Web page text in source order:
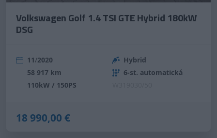
Volkswagen Golf 1.4 TSI GTE Hybrid 180kW
DSG
11/2020
58 917 km
110kW / 150PS
Hybrid
6-st. automatická
18 990,00 €